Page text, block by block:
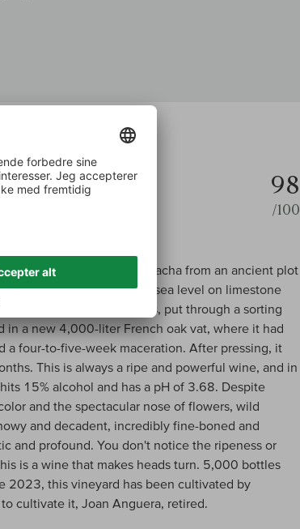
98
/100
exclusively with Garnacha from an ancient plot
than 600 meters above sea level on limestone
temperature for 24 hours, put through a sorting
in a new 4,000-liter French oak vat, where it had
a four-to-five-week maceration. After pressing, it
This is always a ripe and powerful wine, and in
15% alcohol and has a pH of 3.68. Despite
and the spectacular nose of flowers, wild
and decadent, incredibly fine-boned and
and profound. You don't notice the ripeness or
is a wine that makes heads turn. 5,000 bottles
2023, this vineyard has been cultivated by
cultivate it, Joan Anguera, retired.